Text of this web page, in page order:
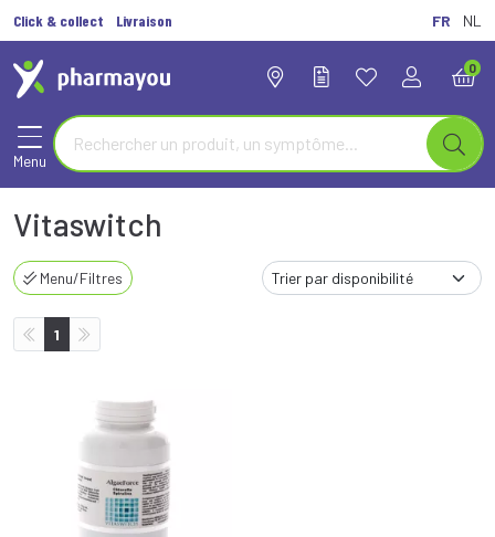
Click & collect Livraison FR NL
0
Menu
Vitaswitch
Menu/Filtres
1